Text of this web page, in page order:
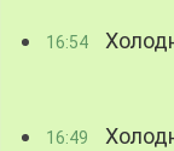
16:54
16:49